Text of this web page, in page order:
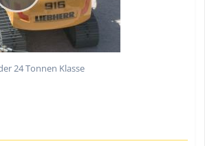
24 Tonnen Klasse